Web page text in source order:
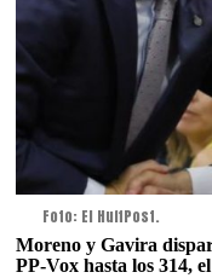
Foto: El HuffPost.
Moreno y Gavira
PP-Vox hasta los 314,